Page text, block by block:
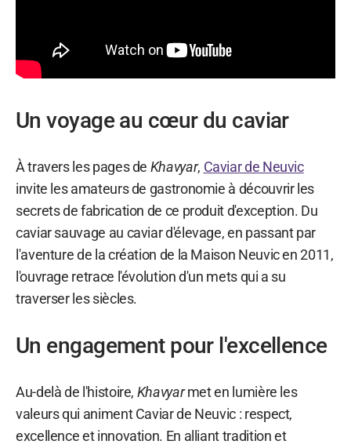
Un voyage au cœur du caviar
À travers les pages de Khavyar, Caviar de Neuvic
invite les amateurs de gastronomie à découvrir les
secrets de fabrication de ce produit d'exception. Du
caviar sauvage au caviar d'élevage, en passant par
l'aventure de la création de la Maison Neuvic en 2011,
l'ouvrage retrace l'évolution d'un mets qui a su
traverser les siècles.
Un engagement pour l'excellence
Au-delà de l'histoire, Khavyarmet en lumière les
valeurs qui animent Caviar de Neuvic : respect,
excellence et innovation. En alliant tradition et